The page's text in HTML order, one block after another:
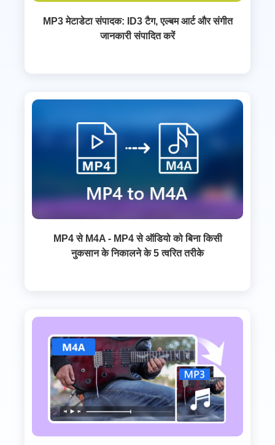
MP3 मेटाडेटा संपादक: ID3 टैग, एल्बम आर्ट और संगीत
जानकारी संपादित करें
MP4 से M4A - MP4 से ऑडियो को बिना किसी
नुकसान के निकालने के 5 त्वरित तरीके